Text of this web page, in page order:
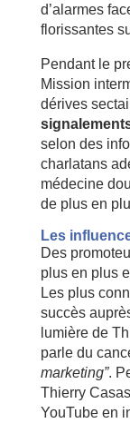
d’alarmes
florissantes
Pendant le
Mission
dérives
selon des
charlatans
médecine
de plus en
Les
Des
plus en plus
Les plus
succès
lumière de
parle du
marketing”.
Thierry
YouTube en